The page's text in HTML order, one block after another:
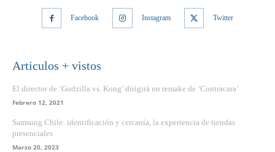
Facebook Instagram Twitter
Articulos + vistos
El director de ‘Godzilla vs. Kong’ dirigirá un remake de ‘Contracara’
Febrero 12, 2021
Samsung Chile: identificación y cercanía, la experiencia de tiendas
presenciales
Marzo 20, 2023